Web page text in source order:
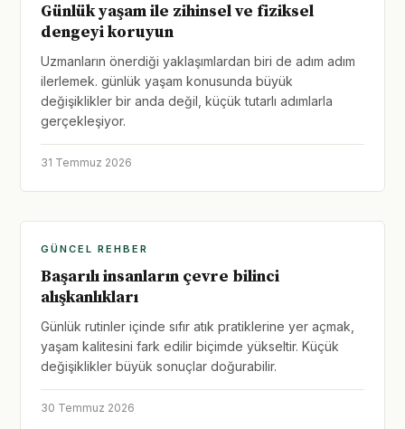
Günlük yaşam ile zihinsel ve fiziksel
dengeyi koruyun
Uzmanların önerdiği yaklaşımlardan biri de adım adım
ilerlemek. günlük yaşam konusunda büyük
değişiklikler bir anda değil, küçük tutarlı adımlarla
gerçekleşiyor.
31 Temmuz 2026
GÜNCEL REHBER
Başarılı insanların çevre bilinci
alışkanlıkları
Günlük rutinler içinde sıfır atık pratiklerine yer açmak,
yaşam kalitesini fark edilir biçimde yükseltir. Küçük
değişiklikler büyük sonuçlar doğurabilir.
30 Temmuz 2026